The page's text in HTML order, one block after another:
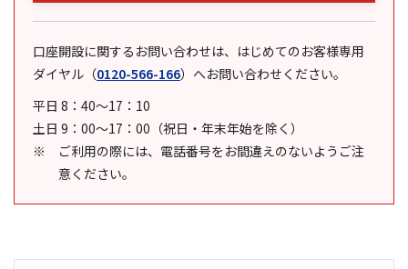
口座開設に関するお問い合わせは、はじめてのお客様専用
ダイヤル （0120-566-166） へお問い合わせください。
平日 8：40～17：10
土日 9：00～17：00（祝日・年末年始を除く）
ご利用の際には、電話番号をお間違えのないようご注
意ください。